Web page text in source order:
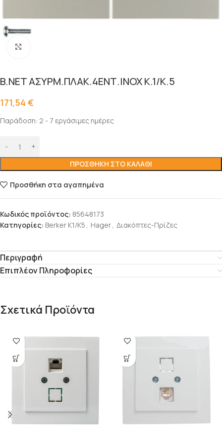
B.NET ΑΣΥΡΜ.ΠΛΑΚ.4ΕΝΤ.INOX K.1/K.5
171,54 €
Παράδοση: 2 - 7 εργάσιμες ημέρες
ΠΡΟΣΘΉΚΗ ΣΤΟ ΚΑΛΆΘΙ
Προσθήκη στα αγαπημένα
Κωδικός προϊόντος: 85648173
Κατηγορίες: Berker K1/Κ5 , Hager, Διακόπτες-Πρίζες
Περιγραφή
Επιπλέον Πληροφορίες
Σχετικά Προϊόντα